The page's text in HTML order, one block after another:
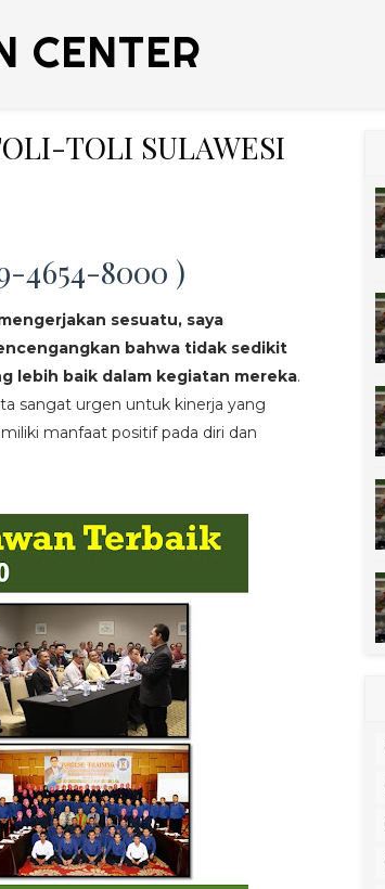
CENTER
TOLI SULAWESI
4654-8000 )
sesuatu, saya
bahwa tidak sedikit
lebih baik dalam kegiatan mereka.
sangat urgen untuk kinerja yang
manfaat positif pada diri dan